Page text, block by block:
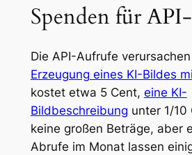
Spenden für
Die API-Aufrufe
Erzeugung eines KI-Bildes
kostet etwa 5 Cent, eine KI-
Bildbeschreibung unter 1/10
keine großen Beträge, aber
Abrufe im Monat lassen